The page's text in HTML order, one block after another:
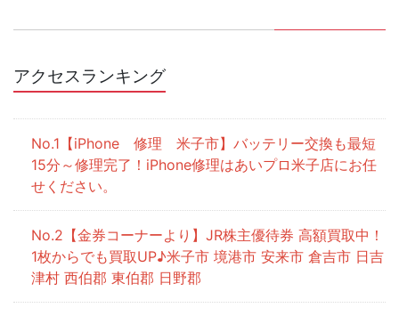
アクセスランキング
【iPhone 修理 米子市】バッテリー交換も最短
15分～修理完了！iPhone修理はあいプロ米子店にお任
せください。
【金券コーナーより】JR株主優待券 高額買取中！
1枚からでも買取UP♪米子市 境港市 安来市 倉吉市 日吉
津村 西伯郡 東伯郡 日野郡